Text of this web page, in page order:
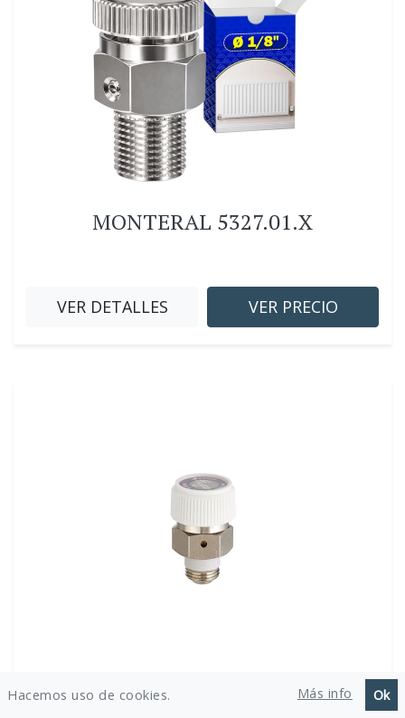
MONTERAL 5327.01.X
VER DETALLES VER PRECIO
NT NOYON & THIEBAULT
Hacemos uso de cookies. Más info Ok